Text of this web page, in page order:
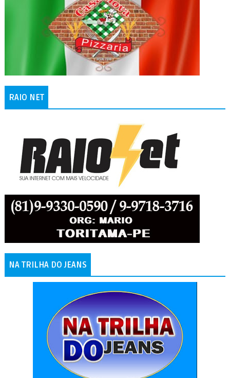
RAIO NET
NA TRILHA DO JEANS